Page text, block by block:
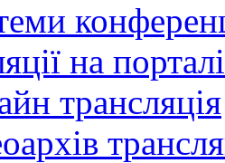
на порталі
трансляція